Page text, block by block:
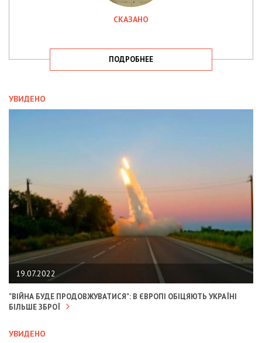
СКАЗАНО
ПОДРОБНЕЕ
УВИДЕНО
19.07.2022
"ВІЙНА БУДЕ ПРОДОВЖУВАТИСЯ": В ЄВРОПІ ОБІЦЯЮТЬ УКРАЇНІ
БІЛЬШЕ ЗБРОЇ
УВИДЕНО